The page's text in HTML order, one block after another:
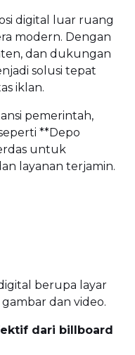
digital luar ruang
modern. Dengan
dan dukungan
solusi tepat
iklan.
pemerintah,
**Depo
untuk
layanan terjamin.
berupa layar
dan video.
dari billboard